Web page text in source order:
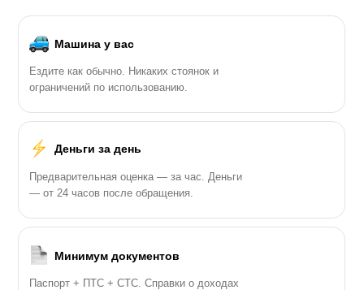
Ездите как обычно. Никаких стоянок и
ограничений по использованию.
Машина у вас
Предварительная оценка — за час. Деньги
— от 24 часов после обращения.
Деньги за день
Паспорт + ПТС + СТС. Справки о доходах
Минимум документов